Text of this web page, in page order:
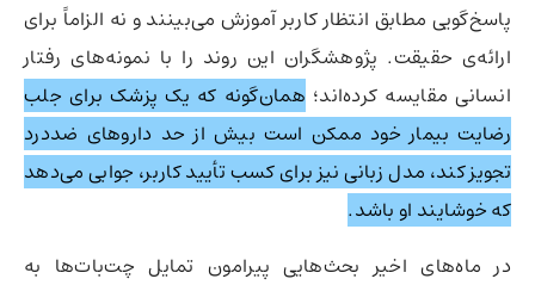
پاسخ‌گویی مطابق انتظار کاربر آموزش می‌بینند و نه الزاماً برای
ارائه‌ی حقیقت. پژوهشگران این روند را با نمونه‌های رفتار
انسانی مقایسه کرده‌اند؛ همان‌گونه که یک پزشک برای جلب
رضایت بیمار خود ممکن است بیش از حد داروهای ضددرد
تجویز کند، مدل‌ زبانی نیز برای کسب تأیید کاربر، جوابی می‌دهد
که خوشایند او باشد.
در ماه‌های اخیر بحث‌هایی پیرامون تمایل چت‌بات‌ها به